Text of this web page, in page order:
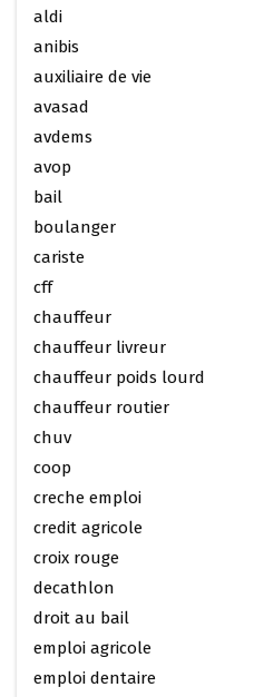
aldi
anibis
auxiliaire de vie
avasad
avdems
avop
bail
boulanger
cariste
cff
chauffeur
chauffeur livreur
chauffeur poids lourd
chauffeur routier
chuv
coop
creche emploi
credit agricole
croix rouge
decathlon
droit au bail
emploi agricole
emploi dentaire